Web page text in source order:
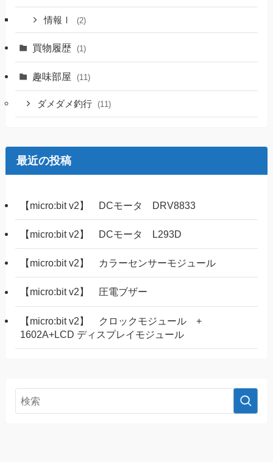
情報Ⅰ (2)
買物履歴 (1)
趣味部屋 (11)
ダメダメ釣行 (11)
最近の投稿
【micro:bit v2】 DCモータ DRV8833
【micro:bit v2】 DCモータ L293D
【micro:bit v2】 カラーセンサーモジュール
【micro:bit v2】 圧電ブザー
【micro:bit v2】 クロックモジュール +
1602A+LCD ディスプレイモジュール